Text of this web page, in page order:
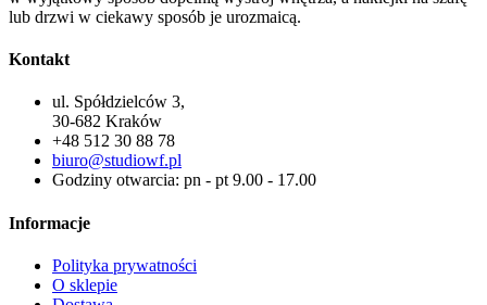
lub drzwi w ciekawy sposób je urozmaicą.
Kontakt
ul. Spółdzielców 3,
30-682 Kraków
+48 512 30 88 78
biuro@studiowf.pl
Godziny otwarcia: pn - pt 9.00 - 17.00
Informacje
Polityka prywatności
O sklepie